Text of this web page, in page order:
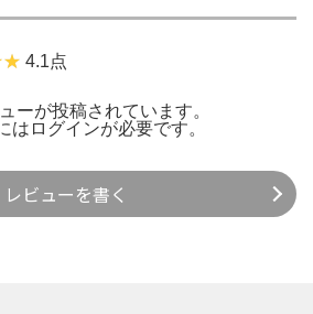
4.1点
ーが投稿されています。
は ログインが必要です。
レビューを書く